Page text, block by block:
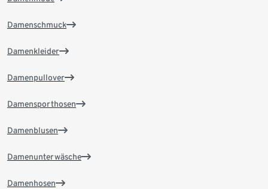
Damenschmuck
Damenkleider
Damenpullover
Damensporthosen
Damenblusen
Damenunterwäsche
Damenhosen